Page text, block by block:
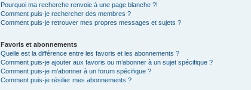
Pourquoi ma recherche renvoie à une page blanche ?!
Comment puis-je rechercher des membres ?
Comment puis-je retrouver mes propres messages et sujets ?
Favoris et abonnements
Quelle est la différence entre les favoris et les abonnements ?
Comment puis-je ajouter aux favoris ou m’abonner à un sujet spécifique ?
Comment puis-je m’abonner à un forum spécifique ?
Comment puis-je résilier mes abonnements ?